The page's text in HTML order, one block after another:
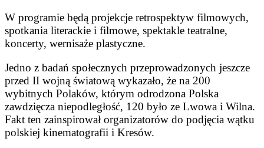
W programie będą projekcje retrospektyw filmowych,
spotkania literackie i filmowe, spektakle teatralne,
koncerty, wernisaże plastyczne.
Jedno z badań społecznych przeprowadzonych jeszcze
przed II wojną światową wykazało, że na 200
wybitnych Polaków, którym odrodzona Polska
zawdzięcza niepodległość, 120 było ze Lwowa i Wilna.
Fakt ten zainspirował organizatorów do podjęcia wątku
polskiej kinematografii i Kresów.